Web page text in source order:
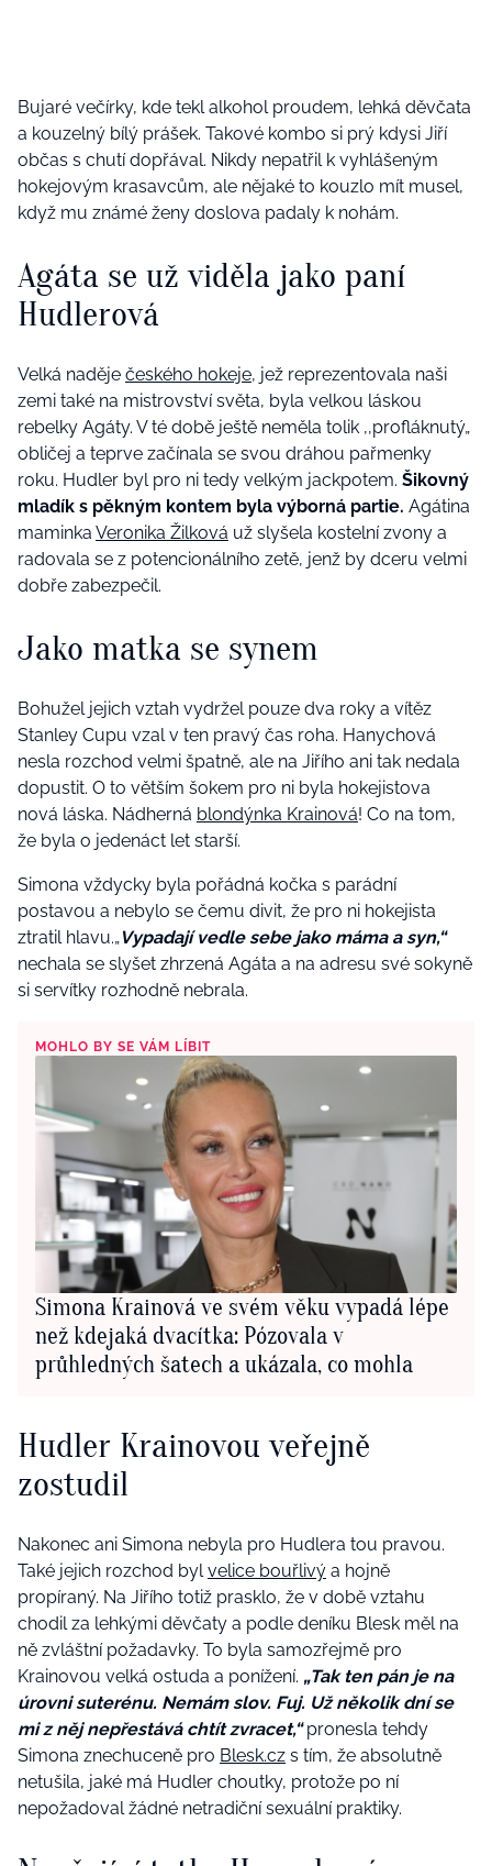
Bujaré večírky, kde tekl alkohol proudem, lehká děvčata
a kouzelný bílý prášek. Takové kombo si prý kdysi Jiří
občas s chutí dopřával. Nikdy nepatřil k vyhlášeným
hokejovým krasavcům, ale nějaké to kouzlo mít musel,
když mu známé ženy doslova padaly k nohám.
Agáta se už viděla jako paní
Hudlerová
Velká naděje českého hokeje, jež reprezentovala naši
zemi také na mistrovství světa, byla velkou láskou
rebelky Agáty. V té době ještě neměla tolik ‚‚profláknutý„
obličej a teprve začínala se svou dráhou pařmenky
roku. Hudler byl pro ni tedy velkým jackpotem. Šikovný
mladík s pěkným kontem byla výborná partie. Agátina
maminka Veronika Žilková už slyšela kostelní zvony a
radovala se z potencionálního zetě, jenž by dceru velmi
dobře zabezpečil.
Jako matka se synem
Bohužel jejich vztah vydržel pouze dva roky a vítěz
Stanley Cupu vzal v ten pravý čas roha. Hanychová
nesla rozchod velmi špatně, ale na Jiřího ani tak nedala
dopustit. O to větším šokem pro ni byla hokejistova
nová láska. Nádherná blondýnka Krainová! Co na tom,
že byla o jedenáct let starší.
Simona vždycky byla pořádná kočka s parádní
postavou a nebylo se čemu divit, že pro ni hokejista
ztratil hlavu.„Vypadají vedle sebe jako máma a syn,“
nechala se slyšet zhrzená Agáta a na adresu své sokyně
si servítky rozhodně nebrala.
MOHLO BY SE VÁM LÍBIT
Simona Krainová ve svém věku vypadá lépe
než kdejaká dvacítka: Pózovala v
průhledných šatech a ukázala, co mohla
Hudler Krainovou veřejně
zostudil
Nakonec ani Simona nebyla pro Hudlera tou pravou.
Také jejich rozchod bylvelice bouřlivý a hojně
propíraný. Na Jiřího totiž prasklo, že v době vztahu
chodil za lehkými děvčaty a podle deníku Blesk měl na
ně zvláštní požadavky. To byla samozřejmě pro
Krainovou velká ostuda a ponížení. „Tak ten pán je na
úrovni suterénu. Nemám slov. Fuj. Už několik dní se
mi z něj nepřestává chtít zvracet,“pronesla tehdy
Simona znechuceně pro Blesk.cz s tím, že absolutně
netušila, jaké má Hudler choutky, protože po ní
nepožadoval žádné netradiční sexuální praktiky.